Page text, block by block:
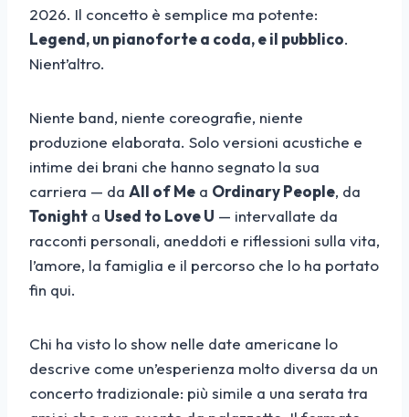
2026. Il concetto è semplice ma potente:
Legend, un pianoforte a coda, e il pubblico.
Nient’altro.
Niente band, niente coreografie, niente
produzione elaborata. Solo versioni acustiche e
intime dei brani che hanno segnato la sua
carriera — da All of Me a Ordinary People, da
Tonight a Used to Love U — intervallate da
racconti personali, aneddoti e riflessioni sulla vita,
l’amore, la famiglia e il percorso che lo ha portato
fin qui.
Chi ha visto lo show nelle date americane lo
descrive come un’esperienza molto diversa da un
concerto tradizionale: più simile a una serata tra